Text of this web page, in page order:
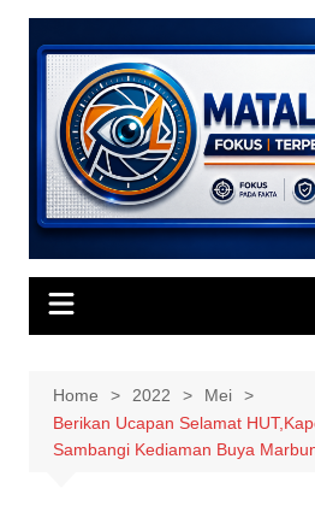
Skip
content
Home 2022
Mei
Berikan Ucapan Selamat
Sambangi Kediaman Buya